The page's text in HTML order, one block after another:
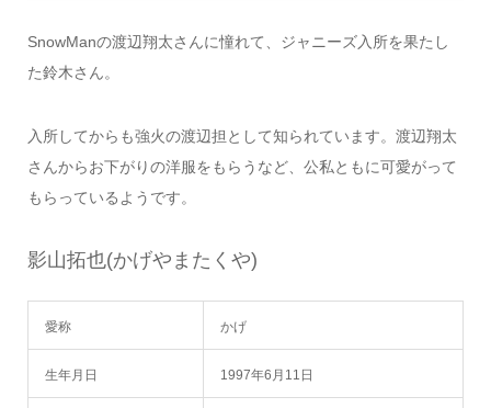
SnowManの渡辺翔太さんに憧れて、ジャニーズ入所を果たし
た鈴木さん。
入所してからも強火の渡辺担として知られています。渡辺翔太
さんからお下がりの洋服をもらうなど、公私ともに可愛がって
もらっているようです。
影山拓也(かげやまたくや)
愛称 かげ
生年月日 1997年6月11日